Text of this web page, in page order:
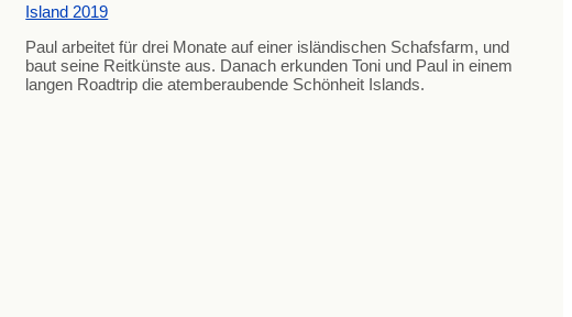
Island 2019
Paul arbeitet für drei Monate auf einer isländischen Schafsfarm, und
baut seine Reitkünste aus. Danach erkunden Toni und Paul in einem
langen Roadtrip die atemberaubende Schönheit Islands.